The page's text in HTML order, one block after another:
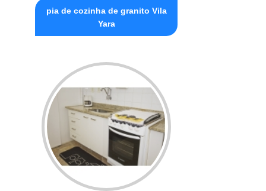
pia de cozinha de granito Vila
Yara